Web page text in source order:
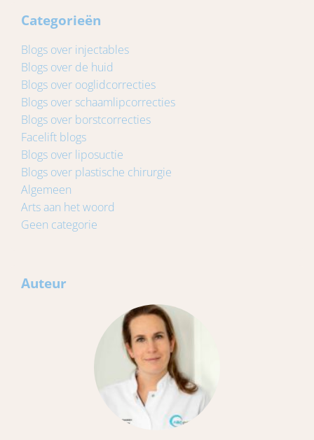
Categorieën
Blogs over injectables
Blogs over de huid
Blogs over ooglidcorrecties
Blogs over schaamlipcorrecties
Blogs over borstcorrecties
Facelift blogs
Blogs over liposuctie
Blogs over plastische chirurgie
Algemeen
Arts aan het woord
Geen categorie
Auteur